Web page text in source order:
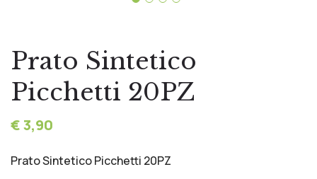
Prato Sintetico
Picchetti 20PZ
€ 3,90
Prato Sintetico Picchetti 20PZ